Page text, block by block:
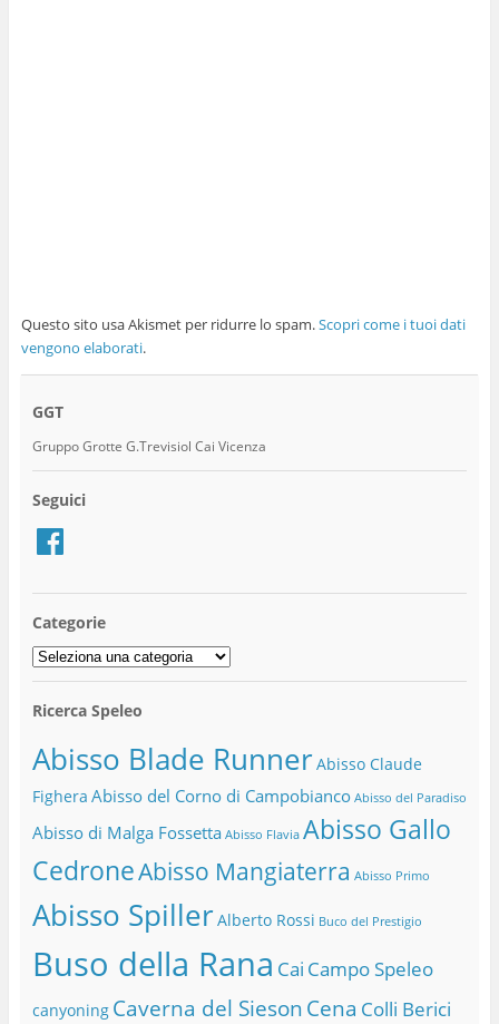
Questo sito usa Akismet per ridurre lo spam.Scopri come i tuoi dati
vengono elaborati.
GGT
Gruppo Grotte G.Trevisiol Cai Vicenza
Seguici
Facebook
Categorie
Categorie
Ricerca Speleo
Abisso Blade RunnerAbisso Claude
Fighera Abisso del Corno di Campobianco Abisso del Paradiso
Abisso di Malga Fossetta Abisso Flavia Abisso Gallo
CedroneAbisso Mangiaterra Abisso Primo
Abisso SpillerAlberto Rossi Buco del Prestigio
Buso della Rana Cai Campo Speleo
canyoning Caverna del Sieson Cena Colli Berici